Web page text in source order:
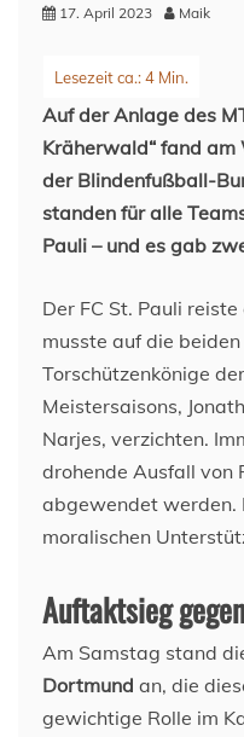
17. April 2023 Maik
Auf der Anlage des
Kräherwald“ fand am
der Blindenfußball-
standen für alle
Pauli – und es gab
Der FC St. Pauli
musste auf die
Torschützenkönige
Meistersaisons,
Narjes, verzichten.
drohende Ausfall von
abgewendet werden.
moralischen
Auftaktsieg
Am Samstag stand
Dortmund an, die
gewichtige Rolle im